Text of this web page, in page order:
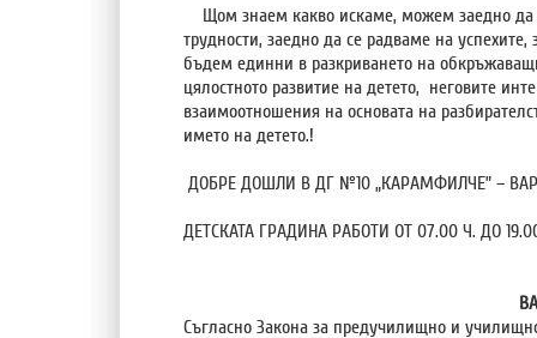
Щом знаем какво искаме, можем заедно да
трудности, заедно да се радваме на
бъдем единни в разкриването на
цялостното развитие на детето, неговите
взаимоотношения на основата на
името на детето.!
ДОБРЕ ДОШЛИ В ДГ №10 „КАРАМФИЛЧЕ” –
ДЕТСКАТА ГРАДИНА РАБОТИ ОТ 07.00 Ч. ДО
Съгласно Закона за предучилищно и